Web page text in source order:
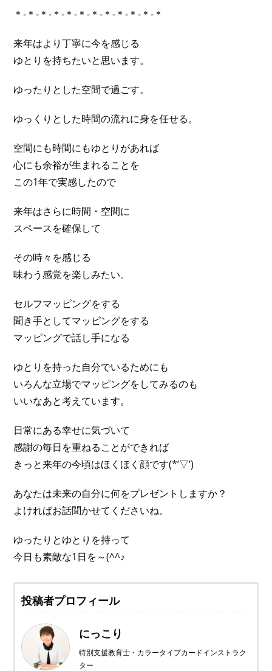
＊-＊-＊-＊-＊-＊-＊-＊-＊-＊-＊-＊
来年はより丁寧に今を感じる
ゆとりを持ちたいと思います。
ゆったりとした空間で過ごす。
ゆっくりとした時間の流れに身を任せる。
空間にも時間にもゆとりがあれば
心にも余裕が生まれることを
この1年で実感したので
来年はさらに時間・空間に
スペースを確保して
その時々を感じる
味わう感覚を楽しみたい。
セルフマッピングをする
聞き手としてマッピングをする
マッピングで話し手になる
ゆとりを持った自分でいるためにも
いろんな立場でマッピングをしてみるのも
いいなあと考えています。
日常にある幸せに気づいて
感謝の毎日を重ねることができれば
きっと来年の今頃はほくほく顔です(*’▽’)
あなたは未来の自分に何をプレゼントしますか？
よければお話聞かせてくださいね。
ゆったりとゆとりを持って
今日も素敵な1日を～(^^♪
投稿者プロフィール
にっこり
特別支援教育士・カラータイプカードインストラク
ター